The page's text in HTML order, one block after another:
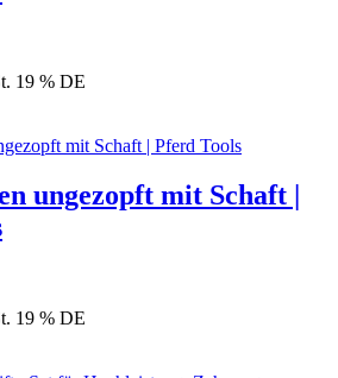
19 % DE
ungezopft mit Schaft |
19 % DE